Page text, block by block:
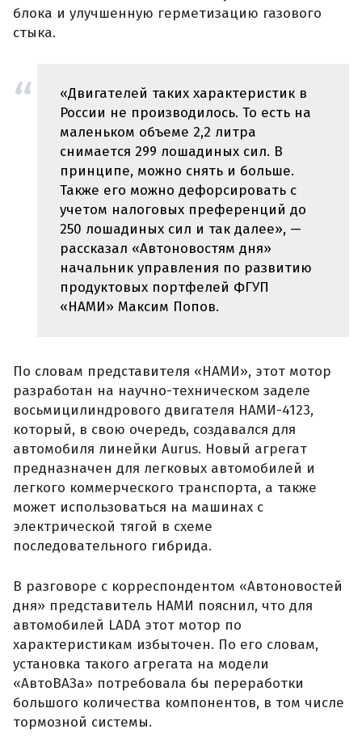
блока и улучшенную герметизацию газового
стыка.
«Двигателей таких характеристик в
России не производилось. То есть на
маленьком объеме 2,2 литра
снимается 299 лошадиных сил. В
принципе, можно снять и больше.
Также его можно дефорсировать с
учетом налоговых преференций до
250 лошадиных сил и так далее», —
рассказал «Автоновостям дня»
начальник управления по развитию
продуктовых портфелей ФГУП
«НАМИ» Максим Попов.
По словам представителя «НАМИ», этот мотор
разработан на научно-техническом заделе
восьмицилиндрового двигателя НАМИ-4123,
который, в свою очередь, создавался для
автомобиля линейки Aurus. Новый агрегат
предназначен для легковых автомобилей и
легкого коммерческого транспорта, а также
может использоваться на машинах с
электрической тягой в схеме
последовательного гибрида.
В разговоре с корреспондентом «Автоновостей
дня» представитель НАМИ пояснил, что для
автомобилей LADA этот мотор по
характеристикам избыточен. По его словам,
установка такого агрегата на модели
«АвтоВАЗа» потребовала бы переработки
большого количества компонентов, в том числе
тормозной системы.